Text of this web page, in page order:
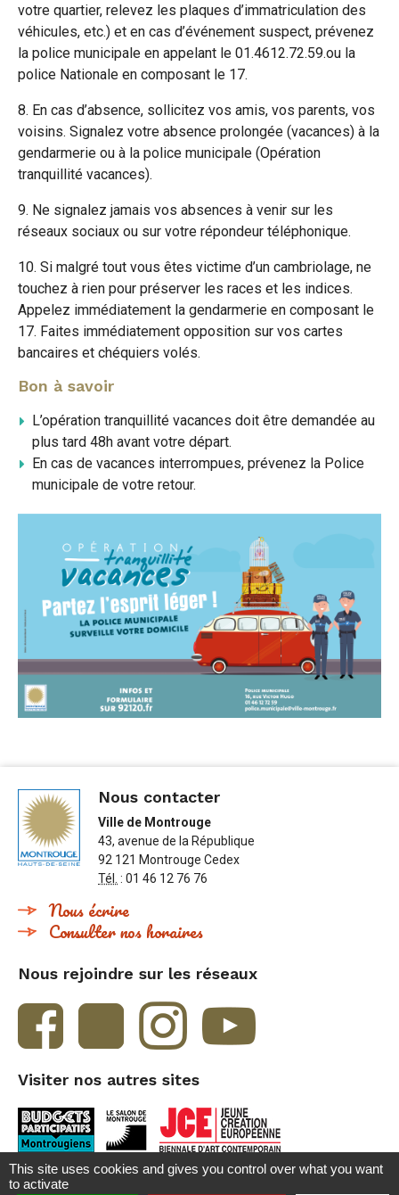
This site uses cookies and gives you control over what you want
to activate
votre quartier, relevez les plaques d’immatriculation des
véhicules, etc.) et en cas d’événement suspect, prévenez
la police municipale en appelant le 01.4612.72.59.ou la
police Nationale en composant le 17.
8. En cas d’absence, sollicitez vos amis, vos parents, vos
voisins. Signalez votre absence prolongée (vacances) à la
gendarmerie ou à la police municipale (Opération
tranquillité vacances).
9. Ne signalez jamais vos absences à venir sur les
réseaux sociaux ou sur votre répondeur téléphonique.
10. Si malgré tout vous êtes victime d’un cambriolage, ne
touchez à rien pour préserver les races et les indices.
Appelez immédiatement la gendarmerie en composant le
17. Faites immédiatement opposition sur vos cartes
bancaires et chéquiers volés.
Bon à savoir
L’opération tranquillité vacances doit être demandée au
plus tard 48h avant votre départ.
En cas de vacances interrompues, prévenez la Police
municipale de votre retour.
Nous contacter
Ville de Montrouge
43, avenue de la République
92 121 Montrouge Cedex
Tél. : 01 46 12 76 76
Nous écrire
Consulter nos horaires
Nous rejoindre sur les réseaux
Visiter nos autres sites